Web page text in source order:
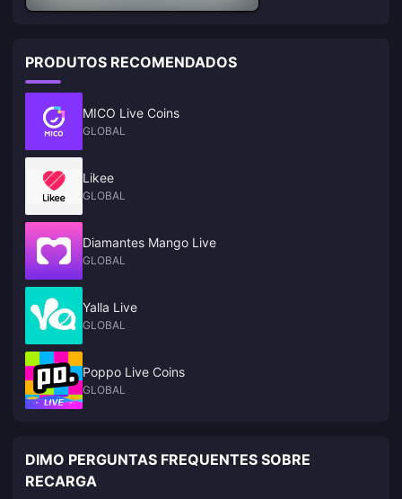
PRODUTOS RECOMENDADOS
MICO Live Coins
GLOBAL
Likee
GLOBAL
Diamantes Mango Live
GLOBAL
Yalla Live
GLOBAL
Poppo Live Coins
GLOBAL
DIMO PERGUNTAS FREQUENTES SOBRE
RECARGA